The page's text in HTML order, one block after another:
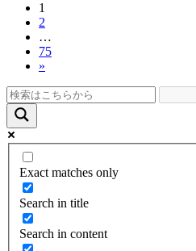
ペ
ー
ジ
送
り
固
定
ペ
ー
ジ
1
固
定
ペ
ー
ジ
2
…
固
定
ペ
ー
75
»
Exact matches only
Search in title
Search in content